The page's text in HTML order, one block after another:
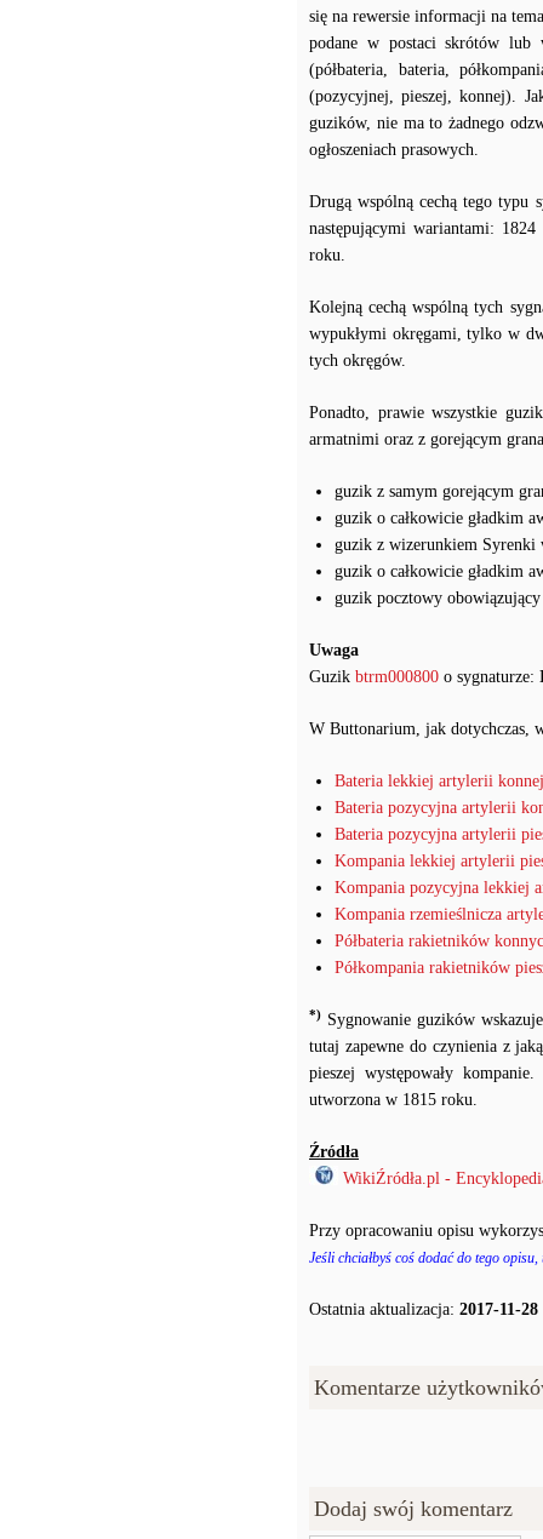
się na rewersie informacji na
podane w postaci skrótów lub
(półbateria, bateria,
(pozycyjnej, pieszej, konnej).
guzików, nie ma to żadnego
ogłoszeniach prasowych.
Drugą wspólną cechą tego typu
następującymi wariantami:
roku.
Kolejną cechą wspólną tych
wypukłymi okręgami, tylko w
tych okręgów.
Ponadto, prawie wszystkie
armatnimi oraz z gorejącym
guzik z samym gorejącym
guzik o całkowicie gładkim
guzik z wizerunkiem Syrenki
guzik o całkowicie gładkim
guzik pocztowy
Uwaga
Guzik btrm000800 o sygnaturze:
W Buttonarium, jak dotychczas,
Bateria lekkiej artylerii konnej
Bateria pozycyjna artylerii
Bateria pozycyjna artylerii
Kompania lekkiej artylerii
Kompania pozycyjna lekkiej
Kompania rzemieślnicza
Półbateria rakietników
Półkompania rakietników
*) Sygnowanie guzików
tutaj zapewne do czynienia z
pieszej występowały
utworzona w 1815 roku.
Źródła
WikiŹródła.pl -
Przy opracowaniu opisu
Jeśli chciałbyś coś dodać do tego
Ostatnia aktualizacja: 2017-11-28
Komentarze
Dodaj swój komentarz